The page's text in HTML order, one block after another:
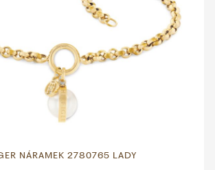
NÁRAMEK 2780765 LADY